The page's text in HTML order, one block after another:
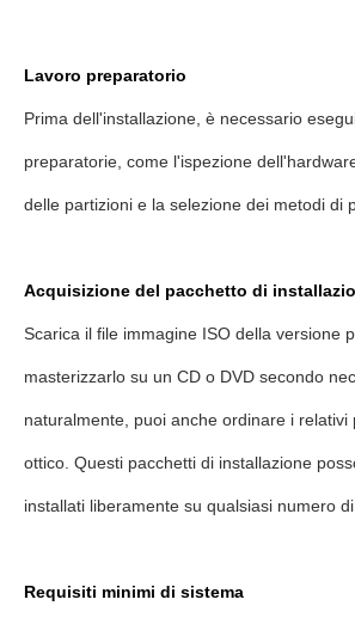
Lavoro preparatorio
Prima dell'installazione, è necessario
preparatorie, come l'ispezione
delle partizioni e la selezione dei metodi di
Acquisizione del pacchetto di
Scarica il file immagine ISO della versione
masterizzarlo su un CD o DVD secondo
naturalmente, puoi anche ordinare i relativi
ottico. Questi pacchetti di installazione
installati liberamente su qualsiasi numero
Requisiti minimi di sistema